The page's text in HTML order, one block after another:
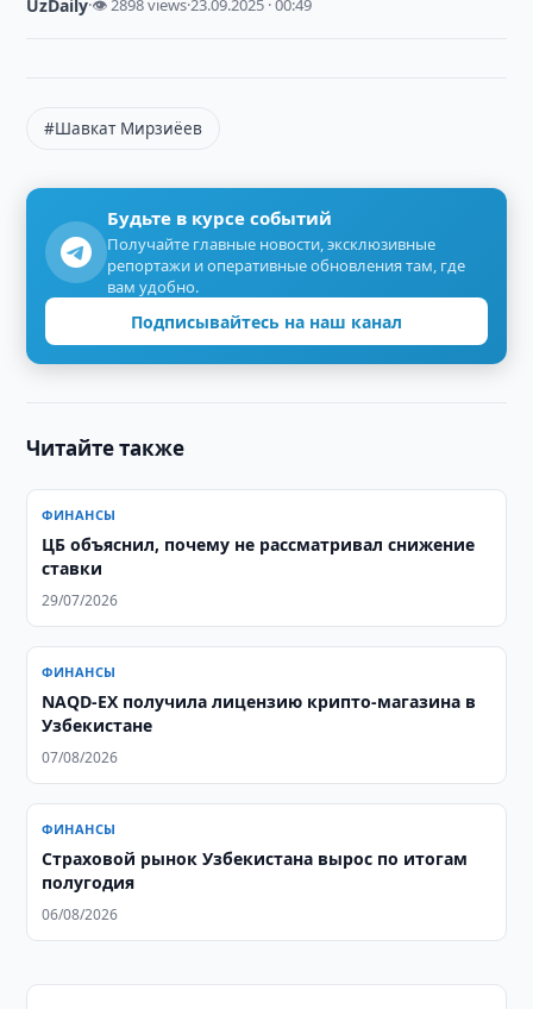
UzDaily·👁 2898 views·23.09.2025 · 00:49
#Шавкат Мирзиёев
Будьте в курсе событий
Получайте главные новости, эксклюзивные
репортажи и оперативные обновления там, где
вам удобно.
Подписывайтесь на наш канал
Читайте также
ФИНАНСЫ
ЦБ объяснил, почему не рассматривал снижение
ставки
29/07/2026
ФИНАНСЫ
NAQD-EX получила лицензию крипто-магазина в
Узбекистане
07/08/2026
ФИНАНСЫ
Страховой рынок Узбекистана вырос по итогам
полугодия
06/08/2026